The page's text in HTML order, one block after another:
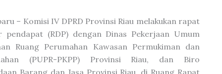
– Komisi IV DPRD Provinsi Riau melakukan rapat
pendapat (RDP) dengan Dinas Pekerjaan Umum
Ruang Perumahan Kawasan Permukiman dan
(PUPR-PKPP) Provinsi Riau, dan Biro
Barang dan Jasa Provinsi Riau, di Ruang Rapat